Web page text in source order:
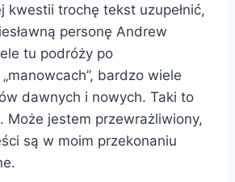
kwestii trochę tekst uzupełnić,
personę Andrew
tu podróży po
„manowcach”, bardzo wiele
dawnych i nowych. Taki to
. Może jestem przewrażliwiony,
są w moim przekonaniu